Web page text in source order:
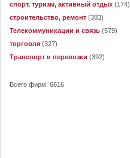
спорт, туризм, активный отдых (174)
строительство, ремонт (383)
Телекоммуникации и связь (579)
торговля (327)
Транспорт и перевозки (392)
Всего фирм: 6616